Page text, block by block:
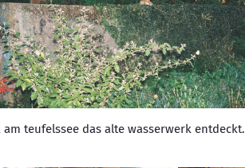
teufelssee das alte wasserwerk entdeckt.